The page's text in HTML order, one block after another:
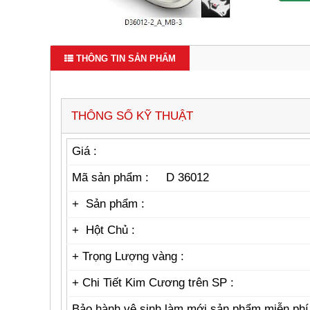
THÔNG TIN SẢN PHẨM
THÔNG SỐ KỸ THUẬT
Giá :
Mã sản phẩm : D 36012
+ Sản phẩm :
+ Hột Chủ :
+ Trọng Lượng vàng :
+ Chi Tiết Kim Cương trên SP :